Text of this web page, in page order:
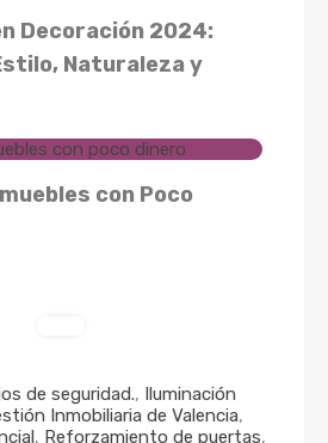
Decoración 2024:
Naturaleza y
con Poco
de seguridad., Iluminación
Inmobiliaria de Valencia,
, Reforzamiento de puertas,